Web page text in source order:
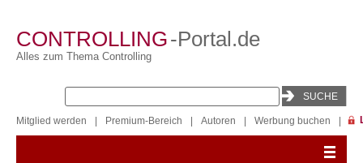
CONTROLLING-Portal.de
Alles zum Thema Controlling
Mitglied werden Premium-Bereich Autoren Werbung buchen